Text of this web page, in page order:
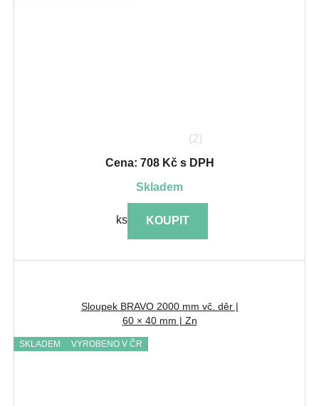
(2)
Cena: 708 Kč s DPH
skladem
ks KOUPIT
Sloupek BRAVO 2000 mm vč. děr |
60 × 40 mm | Zn
SKLADEM VYROBENO V ČR